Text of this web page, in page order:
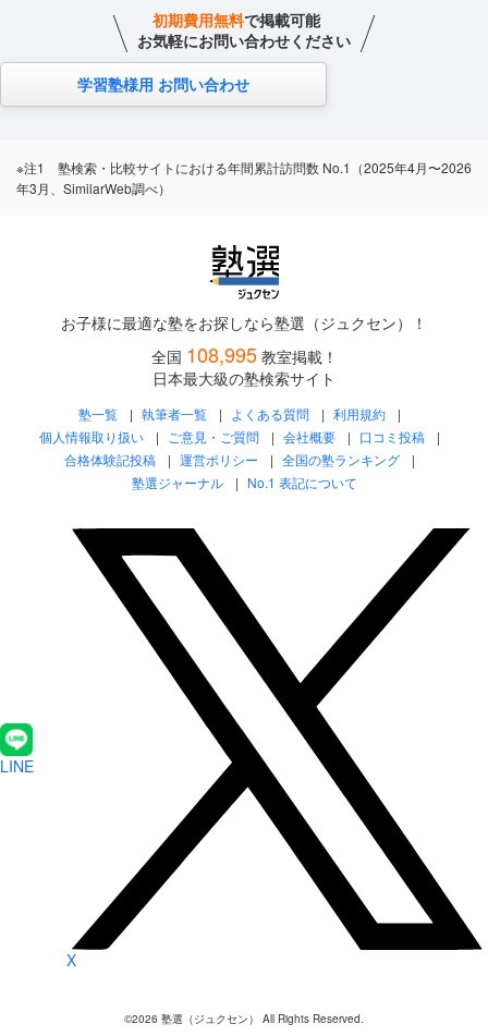
初期費用無料で掲載可能
お気軽にお問い合わせください
学習塾様用 お問い合わせ
※注1 塾検索・比較サイトにおける年間累計訪問数 No.1（2025年4月〜2026
年3月、SimilarWeb調べ）
お子様に最適な塾をお探しなら塾選（ジュクセン）！
全国 108,995 教室掲載！
日本最大級の塾検索サイト
塾一覧 執筆者一覧 よくある質問
利用規約
個人情報取り扱い
ご意見・ご質問 会社概要
口コミ投稿
合格体験記投稿
運営ポリシー
全国の塾ランキング
塾選ジャーナル
No.1 表記について
LINE
X
©2026 塾選（ジュクセン） All Rights Reserved.